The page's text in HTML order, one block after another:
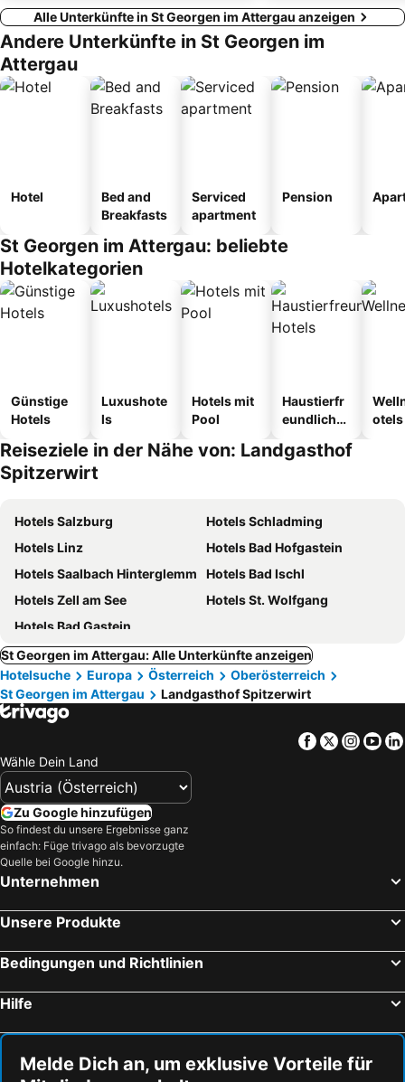
Alle Unterkünfte in St Georgen im Attergau anzeigen
Andere Unterkünfte in St Georgen im
Attergau
Hotel
Bed and
Breakfasts
Serviced
apartment
Pension
St Georgen im Attergau: beliebte
Hotelkategorien
Günstige
Hotels
Luxushote
ls
Hotels mit
Pool
Haustierfr
eundliche
otels
Reiseziele in der Nähe von: Landgasthof
Spitzerwirt
Hotels Salzburg
Hotels Schladming
Hotels Linz
Hotels Bad Hofgastein
Hotels Saalbach Hinterglemm
Hotels Bad Ischl
Hotels Zell am See
Hotels St. Wolfgang
Hotels Bad Gastein
St Georgen im Attergau: Alle Unterkünfte anzeigen
Hotelsuche
Europa Österreich
Oberösterreich
St Georgen im Attergau
Landgasthof Spitzerwirt
Facebook
Twitter
Wähle Dein Land
Zu Google hinzufügen
So findest du unsere Ergebnisse ganz
einfach: Füge trivago als bevorzugte
Quelle bei Google hinzu.
Unternehmen
Unsere Produkte
Bedingungen und Richtlinien
Hilfe
Melde Dich an, um exklusive Vorteile für